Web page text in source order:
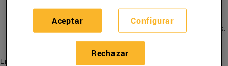
Fer "M’agrada" a la publicació del Sorteig i compartir-la a stories.
Comentar etiquetant 1 persona amb qui compartirà el premi.
Entre totes les persones participants que hagin complert aquestes
Configurar
Rechazar
Aceptar